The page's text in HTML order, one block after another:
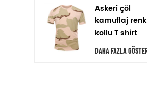
için üretim hattı üzerinde mal
ayarlayacağız.
Askeri çöl
kamuflaj renk
kollu T shirt
DAHA FAZLA